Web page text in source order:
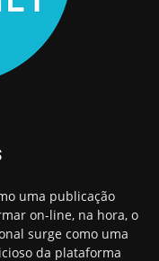
uma publicação
on-line, na hora, o
surge como uma
da plataforma